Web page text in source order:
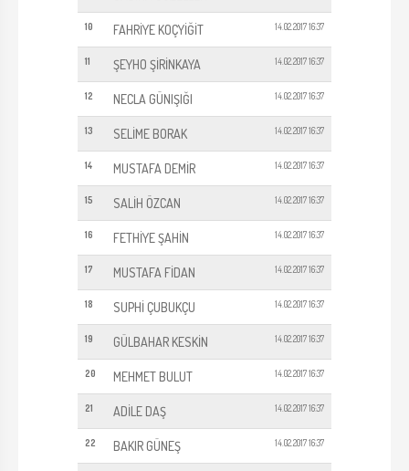
10 FAHRİYE KOÇYİĞİT 14.02.2017 16:37
11 ŞEYHO ŞİRİNKAYA 14.02.2017 16:37
12 NECLA GÜNIŞIĞI 14.02.2017 16:37
13 SELİME BORAK 14.02.2017 16:37
14 MUSTAFA DEMİR 14.02.2017 16:37
15 SALİH ÖZCAN 14.02.2017 16:37
16 FETHİYE ŞAHİN 14.02.2017 16:37
17 MUSTAFA FİDAN 14.02.2017 16:37
18 SUPHİ ÇUBUKÇU 14.02.2017 16:37
19 GÜLBAHAR KESKİN 14.02.2017 16:37
20 MEHMET BULUT 14.02.2017 16:37
21 ADİLE DAŞ 14.02.2017 16:37
22 BAKIR GÜNEŞ 14.02.2017 16:37